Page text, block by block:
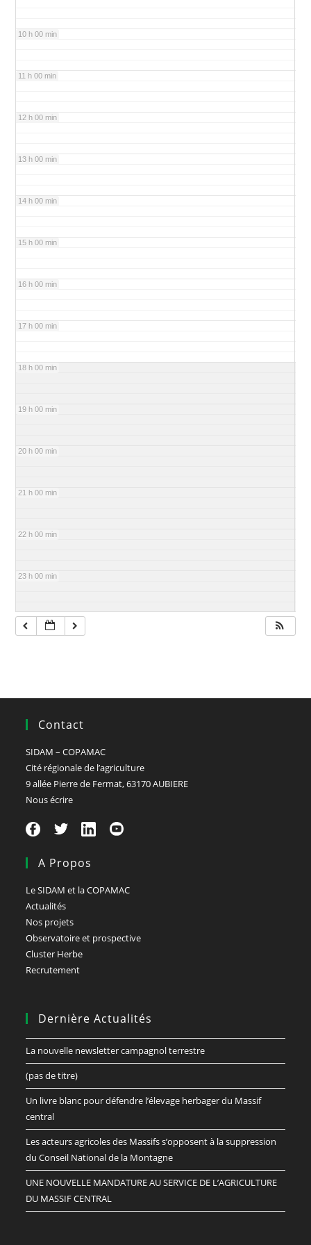
10 h 00 min
11 h 00 min
12 h 00 min
13 h 00 min
14 h 00 min
15 h 00 min
16 h 00 min
17 h 00 min
18 h 00 min
19 h 00 min
20 h 00 min
21 h 00 min
22 h 00 min
23 h 00 min
Contact
SIDAM – COPAMAC
Cité régionale de l’agriculture
9 allée Pierre de Fermat, 63170 AUBIERE
Nous écrire
A Propos
Le SIDAM et la COPAMAC
Actualités
Nos projets
Observatoire et prospective
Cluster Herbe
Recrutement
Dernière Actualités
La nouvelle newsletter campagnol terrestre
(pas de titre)
Un livre blanc pour défendre l’élevage herbager du Massif
central
Les acteurs agricoles des Massifs s’opposent à la suppression
du Conseil National de la Montagne
UNE NOUVELLE MANDATURE AU SERVICE DE L’AGRICULTURE
DU MASSIF CENTRAL